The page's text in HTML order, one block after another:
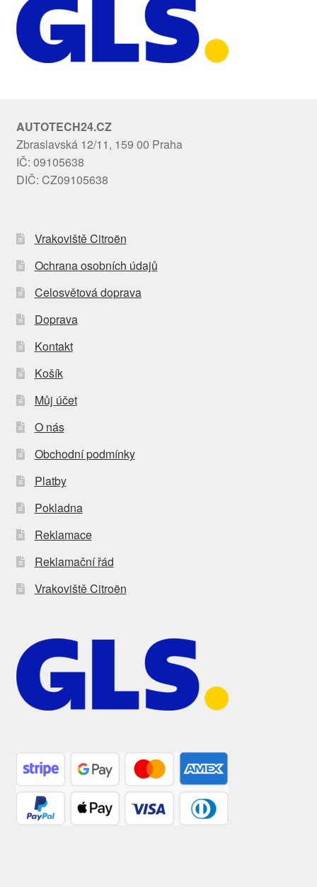
AUTOTECH24.CZ
Zbraslavská 12/11, 159 00 Praha
IČ: 09105638
DIČ: CZ09105638
Vrakoviště Citroën
Ochrana osobních údajů
Celosvětová doprava
Doprava
Kontakt
Košík
Můj účet
O nás
Obchodní podmínky
Platby
Pokladna
Reklamace
Reklamační řád
Vrakoviště Citroën